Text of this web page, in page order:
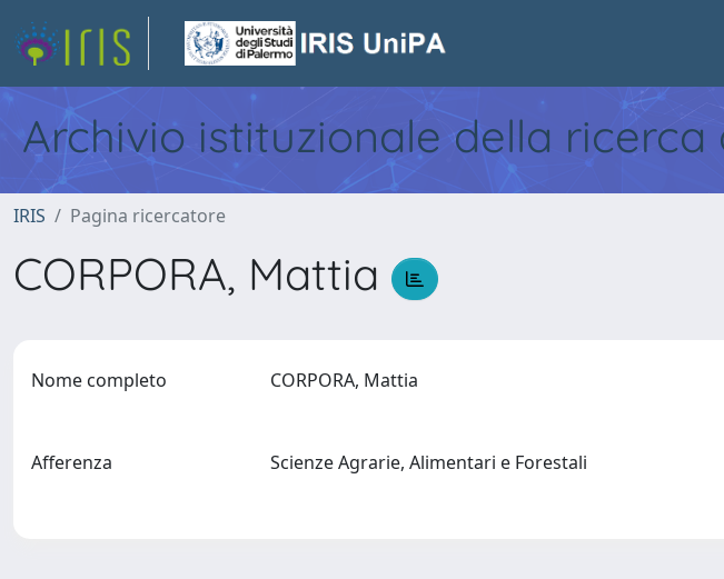
Archivio istituzionale della
IRIS Pagina ricercatore
CORPORA, Mattia
Nome completo CORPORA, Mattia
Afferenza Scienze Agrarie, Alimentari e Forestali